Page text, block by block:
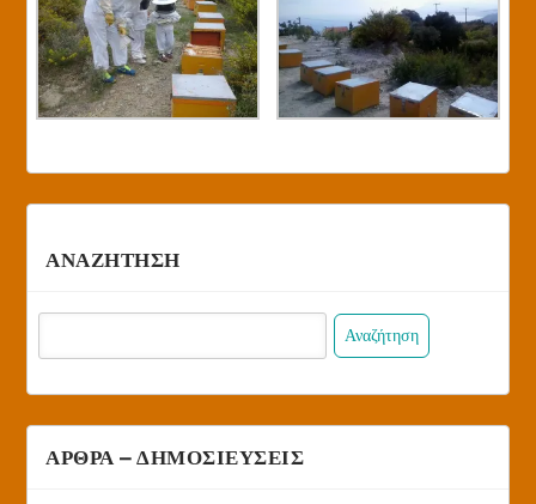
ΑΝΑΖΗΤΗΣΗ
Αναζήτηση
ΑΡΘΡΑ – ΔΗΜΟΣΙΕΥΣΕΙΣ